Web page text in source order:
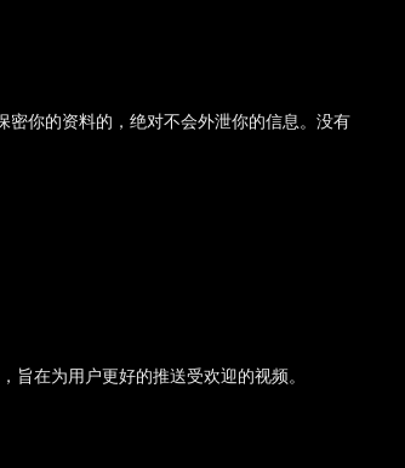
密你的资料的，绝对不会外泄你的信息。没有
在为用户更好的推送受欢迎的视频。